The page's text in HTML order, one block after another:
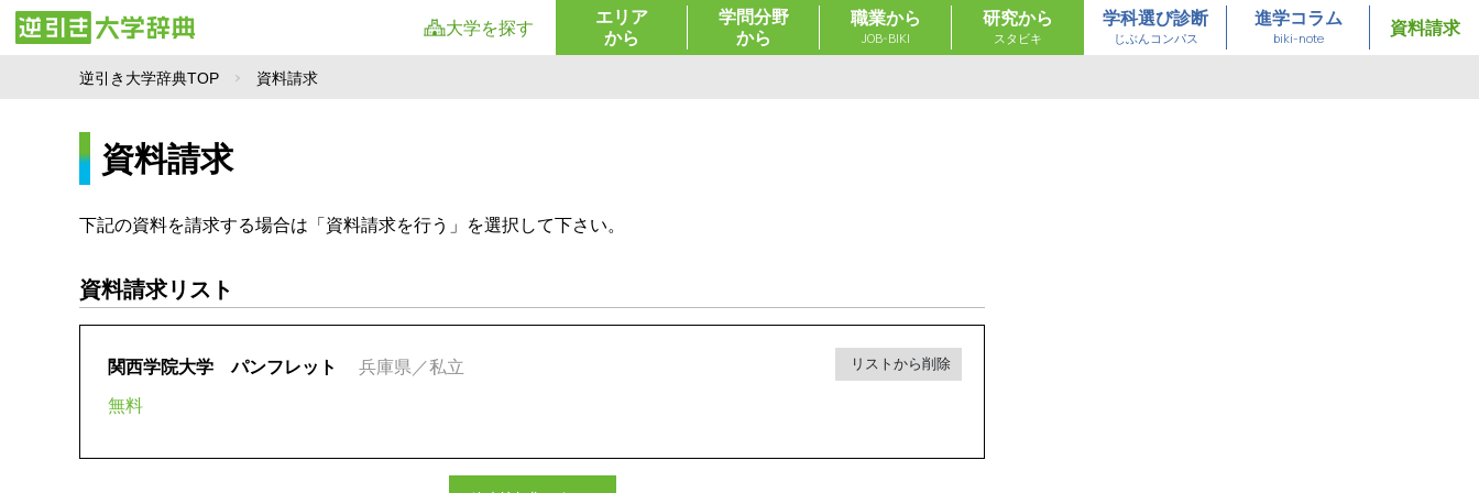
大学を探す
エリア
から
学問分野
から
職業から
JOB-BIKI
研究から
スタビキ
学科選び診断
じぶんコンパス
進学コラム
biki-note
資料請求
逆引き大学辞典TOP 資料請求
資料請求
下記の資料を請求する場合は「資料請求を行う」を選択して下さい。
資料請求リスト
関西学院大学 パンフレット 兵庫県／私立
無料
リストから削除